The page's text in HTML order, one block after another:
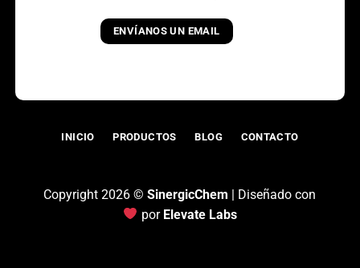
ENVÍANOS UN EMAIL
INICIO PRODUCTOS BLOG CONTACTO
Copyright 2026 ©SinergicChem | Diseñado con
por Elevate Labs